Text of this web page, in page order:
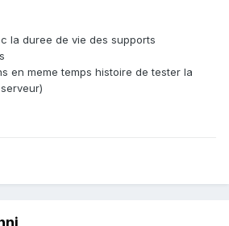
la duree de vie des supports
en meme temps histoire de tester la